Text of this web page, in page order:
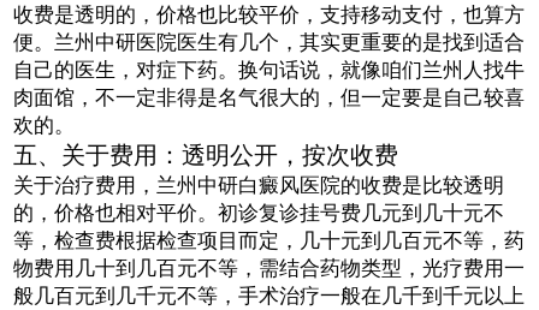
收费是透明的，价格也比较平价，支持移动支付，也算方
便。兰州中研医院医生有几个，其实更重要的是找到适合
自己的医生，对症下药。换句话说，就像咱们兰州人找牛
肉面馆，不一定非得是名气很大的，但一定要是自己较喜
欢的。
五、关于费用：透明公开，按次收费
关于治疗费用，兰州中研白癜风医院的收费是比较透明
的，价格也相对平价。初诊复诊挂号费几元到几十元不
等，检查费根据检查项目而定，几十元到几百元不等，药
物费用几十到几百元不等，需结合药物类型，光疗费用一
般几百元到几千元不等，手术治疗一般在几千到千元以上